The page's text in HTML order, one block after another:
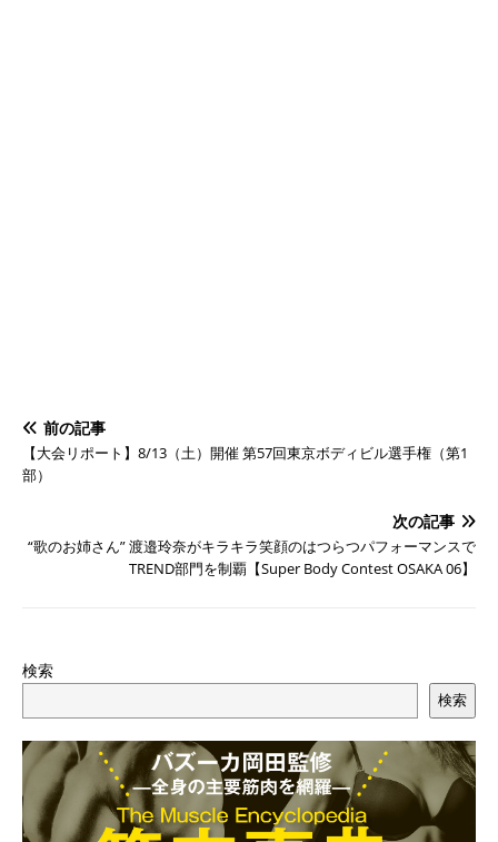
前の記事
【大会リポート】8/13（土）開催 第57回東京ボディビル選手権（第1
部）
次の記事
“歌のお姉さん” 渡邉玲奈がキラキラ笑顔のはつらつパフォーマンスで
TREND部門を制覇【Super Body Contest OSAKA 06】
検索
検索